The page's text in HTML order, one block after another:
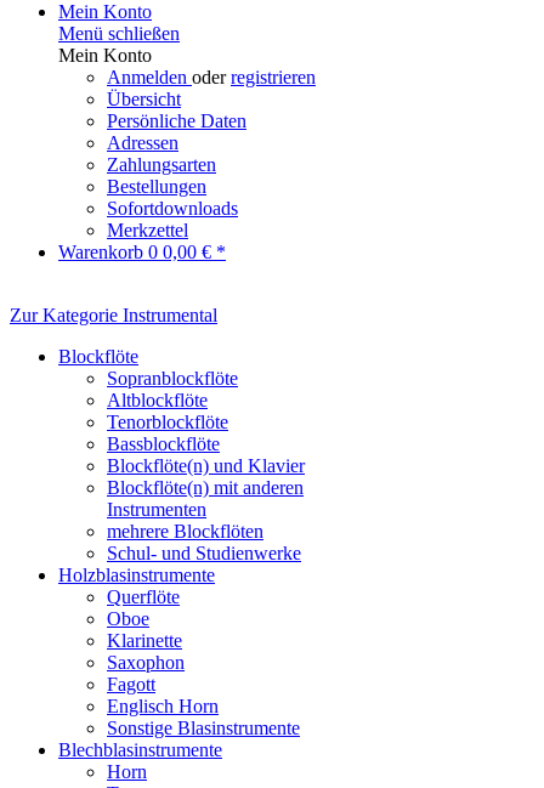
Mein Konto
Menü schließen
Mein Konto
Anmelden oderregistrieren
Übersicht
Persönliche Daten
Adressen
Zahlungsarten
Bestellungen
Sofortdownloads
Merkzettel
Warenkorb 0 0,00 € *
Zur Kategorie Instrumental
Blockflöte
Sopranblockflöte
Altblockflöte
Tenorblockflöte
Bassblockflöte
Blockflöte(n) und Klavier
Blockflöte(n) mit anderen
Instrumenten
mehrere Blockflöten
Schul- und Studienwerke
Holzblasinstrumente
Querflöte
Oboe
Klarinette
Saxophon
Fagott
Englisch Horn
Sonstige Blasinstrumente
Blechblasinstrumente
Horn